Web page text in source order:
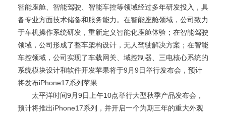
智能座舱、智能驾驶、智能车控等领域经过多年研发投入，具
备专业方面技术储备和服务能力。在智能座舱领域，公司致力
于车机操作系统研发，重新定义智能化座舱体验；在智能驾驶
领域，公司形成了整车架构设计，无人驾驶解决方案；在智能
车控领域，公司实现了车载网关、域控制器、三电核心系统的
系统模块设计和软件开发苹果将于9月9日举行发布会，预计
将发布iPhone17系列苹果
太平洋时间9月9日上午10点举行大型秋季产品发布会，
预计将推出iPhone17系列，并开启一个为期三年的重大外观